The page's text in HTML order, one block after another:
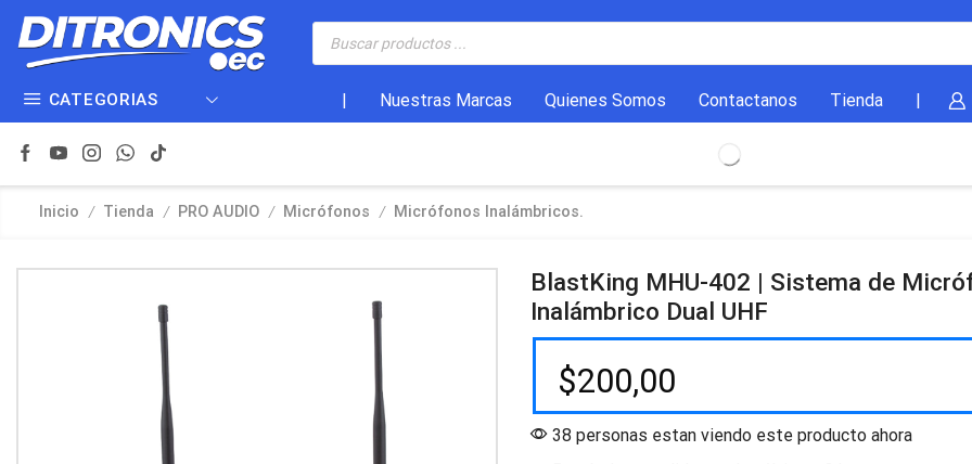
CATEGORIAS Nuestras Marcas Quienes Somos Contactanos Tienda
Inicio / Tienda / PRO AUDIO / Micrófonos / Micrófonos Inalámbricos.
BlastKing MHU-402 | Sistema de
Inalámbrico Dual UHF
$200,00
38 personas estan viendo este producto ahora